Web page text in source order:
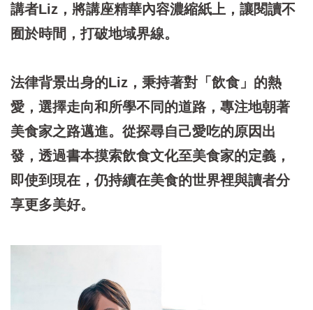
講者Liz，將講座精華內容濃縮紙上，讓閱讀不
囿於時間，打破地域界線。
法律背景出身的Liz，秉持著對「飲食」的熱
愛，選擇走向和所學不同的道路，專注地朝著
美食家之路邁進。從探尋自己愛吃的原因出
發，透過書本摸索飲食文化至美食家的定義，
即使到現在，仍持續在美食的世界裡與讀者分
享更多美好。